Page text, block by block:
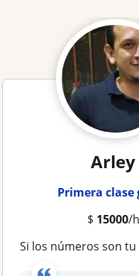
Arley
Primera clase
$ 15000/h
Si los números son tu frustración, en mis